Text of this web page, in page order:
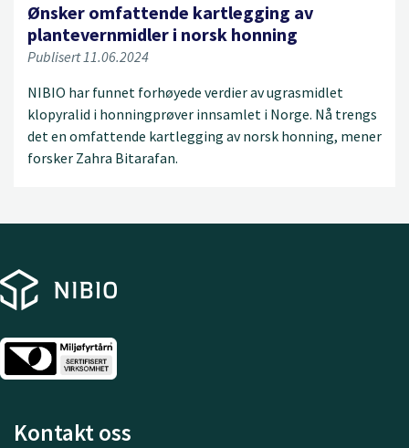
Ønsker omfattende kartlegging av
plantevernmidler i norsk honning
Publisert 11.06.2024
NIBIO har funnet forhøyede verdier av ugrasmidlet
klopyralid i honningprøver innsamlet i Norge. Nå trengs
det en omfattende kartlegging av norsk honning, mener
forsker Zahra Bitarafan.
Kontakt oss